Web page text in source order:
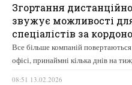
Згортання
звужує можливості
спеціалістів за
Все більше компаній
офісі, принаймні кілька днів на
08:51 13.02.2026